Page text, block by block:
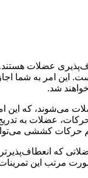
عضلات هستند. این
امر به شما
شد.
که این
عضلات به
حرکات کششی
که
صورت مرتب این